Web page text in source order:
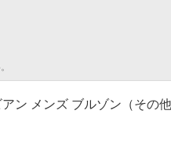
ン メンズ ブルゾン（その